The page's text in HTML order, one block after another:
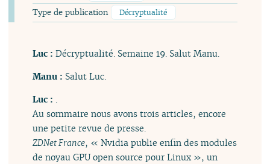
Type de publication Décryptualité
Luc :Décryptualité. Semaine 19. Salut Manu.
Manu : Salut Luc.
Luc : .
Au sommaire nous avons trois articles, encore
une petite revue de presse.
ZDNet France, « Nvidia publie enfin des modules
de noyau GPU open source pour Linux », un